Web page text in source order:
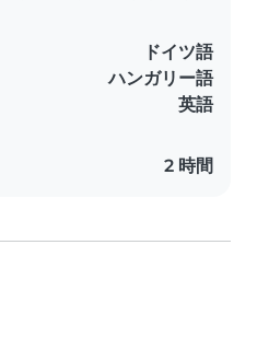
ドイツ語
ハンガリー語
英語
2 時間